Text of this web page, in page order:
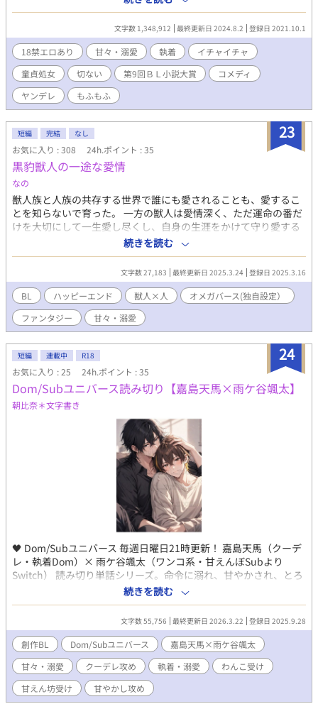
チ以上もある、細マッチョ体型 お馬鹿で、食いしん坊、辛い過去
から少々ヤンデレ気味 アキラ 科学者で天才、綺麗系イケメン メ
ガネにボサボサ頭で見た目に無頓着 身長は170センチ以上、かな
り細い 頭がよく、コミュ障、人から嫌煙された過去から、ジョン
に執着気味 ジョンは飼い主にかなりひどい虐待をされていた。そ
こから逃げ出して、迷い込んだのは天才科学者アキラの家 取り返
そうとする飼い主にアキラは立ち向かう。 可愛いジョンをこれ以
上、傷つけさせないために。 そして迎えるは、甘々生活のハズが
二人がヤンデレ気味 ジョンは痛い可哀想な表現がありますが、二
人はひたすら甘々ですが、プレイは激しいです。 ジョンが優しい
口調てすが、やってることがＳです。 アキラが純粋で無知です
が、体がMになります。 18禁になります。 明記しておきますの
で、苦手な方は飛ばしてください。 お気に入り登録、しおり、あ
りがとうございます。感想、お待ちしています。 読んてみたいプ
レイありましたら、ぜひに教えてください。 18禁 溺愛 執着
SM 浣腸 甘々 ハッピーエンド スパンキング 鞭 アナル、
アナルパール、せつない、ヤンデレ、おもらし、拡張、S字結腸
文字数 1,348,912 最終更新日 2024.8.2 登録日 2021.10.1
18禁エロあり 甘々・溺愛 執着
イチャイチャ
童貞処女
切ない 第9回ＢＬ小説大賞
コメディ
ヤンデレ
もふもふ
23
短編 完結 なし
お気に入り : 308 24h.ポイント : 35
黒豹獣人の一途な愛情
なの
獣人族と人族の共存する世界で誰にも愛されることも、愛するこ
とを知らないで育った。 一方の獣人は愛情深く、ただ運命の番だ
けを大切にして一生愛し尽くし、自身の生涯をかけて守り愛する
という一途な種族だ。 そんな獣人の運命の番になれば誰しもが幸
せに愛し愛されることを知ることができるのかもしれない。 愛を
知らないオメガのニック✖️情熱的に一途に番だけを愛する黒豹の
ザック 空想、妄想の世界観です。2人のイチャイチャ、ラブラブ
な世界になりますのでお楽しみください。 ただ過激表現につきま
しては＊を付けさせていただきます。 基本1日1話の更新を目指し
ます。応援よろしくお願いいたします。
続きを読む
文字数 27,183 最終更新日 2025.3.24 登録日 2025.3.16
BL ハッピーエンド 獣人×人
オメガバース(独自設定）
ファンタジー
甘々・溺愛
24
短編 連載中 R18
お気に入り : 25 24h.ポイント : 35
Dom/Subユニバース読み切り【嘉島天馬×雨ケ谷颯太】
朝比奈＊文字書き
🖤 Dom/Subユニバース 毎週日曜日21時更新！ 嘉島天馬（クーデ
レ・執着Dom）× 雨ケ谷颯太（ワンコ系・甘えんぼSubより
Switch） 読み切り単話シリーズ。命令に溺れ、甘やかされ、とろ
けてゆく。 支配と愛情が交錯する、ふたりだけの濃密な関係を描
いています。 あらすじは各小説に記載してあります。
┈┈┈┈┈┈┈┈┈┈ 〇嘉島 天馬(かしまてんま) あだ名:天馬、
天馬さん 27歳/182cm/73kg/1月3日 一人称:俺 香水:
Diptyque「Fleur de Peau」 ▽見た目 綺麗系美人、喫煙者、黒
髪肩までロング 仕事中とプライベートの差が激しい、細マッチ
ョ ▽癖 Dom、執着、クーデレ、痛い苦しいプレイが好き コマ
ンド使ったり使わなかったり ▽血液型 A型（完璧主義とこじれ
た愛情） ▽香り×性格 繊細で官能的、コントロールされた
続きを読む
文字数 55,756 最終更新日 2026.3.22 登録日 2025.9.28
創作BL Dom/Subユニバース
嘉島天馬×雨ケ谷颯太
甘々・溺愛
クーデレ攻め 執着・溺愛
わんこ受け
甘えん坊受け
甘やかし攻め